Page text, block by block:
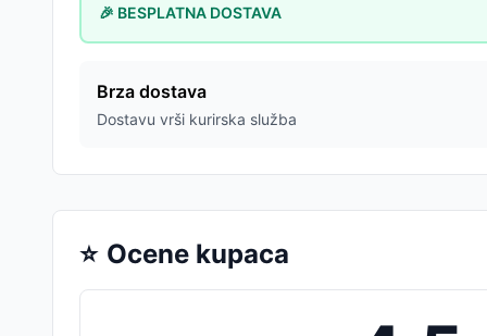
🎉 BESPLATNA DOSTAVA
Brza dostava
Dostavu vrši kurirska služba
⭐ Ocene kupaca